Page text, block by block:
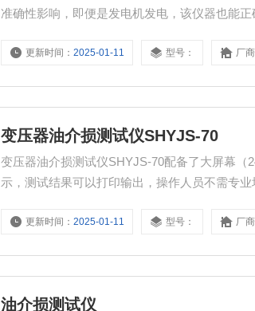
准确性影响，即便是发电机发电，该仪器也能正
更新时间：2025-01-11 型号： 厂
变压器油介损测试仪SHYJS-70
变压器油介损测试仪SHYJS-70配备了大屏幕
示，测试结果可以打印输出，操作人员不需专业
更新时间：2025-01-11 型号： 厂
油介损测试仪